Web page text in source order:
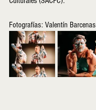
Fotografías: Valentín Barcenas